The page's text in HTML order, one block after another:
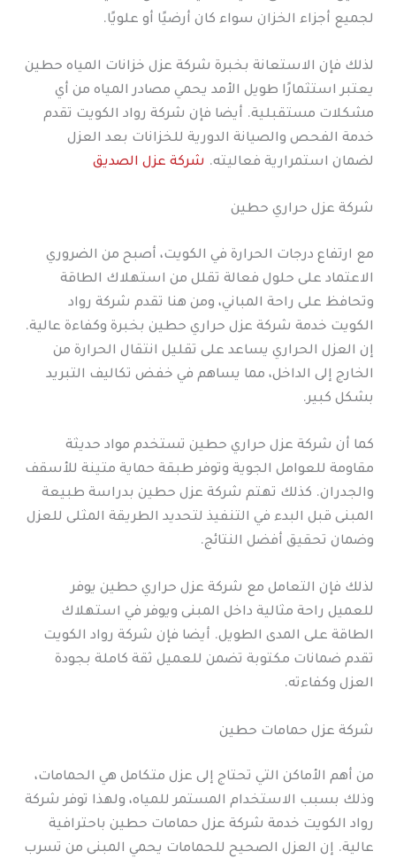
لجميع أجزاء الخزان سواء كان أرضيًا أو علويًا.
لذلك فإن الاستعانة بخبرة شركة عزل خزانات المياه حطين
يعتبر استثمارًا طويل الأمد يحمي مصادر المياه من أي
مشكلات مستقبلية. أيضا فإن شركة رواد الكويت تقدم
خدمة الفحص والصيانة الدورية للخزانات بعد العزل
لضمان استمرارية فعاليته. شركة عزل الصديق
شركة عزل حراري حطين
مع ارتفاع درجات الحرارة في الكويت، أصبح من الضروري
الاعتماد على حلول فعالة تقلل من استهلاك الطاقة
وتحافظ على راحة المباني، ومن هنا تقدم شركة رواد
الكويت خدمة شركة عزل حراري حطين بخبرة وكفاءة عالية.
إن العزل الحراري يساعد على تقليل انتقال الحرارة من
الخارج إلى الداخل، مما يساهم في خفض تكاليف التبريد
بشكل كبير.
كما أن شركة عزل حراري حطين تستخدم مواد حديثة
مقاومة للعوامل الجوية وتوفر طبقة حماية متينة للأسقف
والجدران. كذلك تهتم شركة عزل حطين بدراسة طبيعة
المبنى قبل البدء في التنفيذ لتحديد الطريقة المثلى للعزل
وضمان تحقيق أفضل النتائج.
لذلك فإن التعامل مع شركة عزل حراري حطين يوفر
للعميل راحة مثالية داخل المبنى ويوفر في استهلاك
الطاقة على المدى الطويل. أيضا فإن شركة رواد الكويت
تقدم ضمانات مكتوبة تضمن للعميل ثقة كاملة بجودة
العزل وكفاءته.
شركة عزل حمامات حطين
من أهم الأماكن التي تحتاج إلى عزل متكامل هي الحمامات،
وذلك بسبب الاستخدام المستمر للمياه، ولهذا توفر شركة
رواد الكويت خدمة شركة عزل حمامات حطين باحترافية
عالية. إن العزل الصحيح للحمامات يحمي المبنى من تسرب